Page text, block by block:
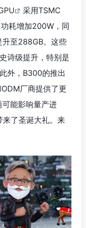
采用TSMC
耗增加200W，同
升至288GB。这些
诗级提升，特别是
外，B300的推出
厂商提供了更
能影响量产进
了圣诞大礼。来